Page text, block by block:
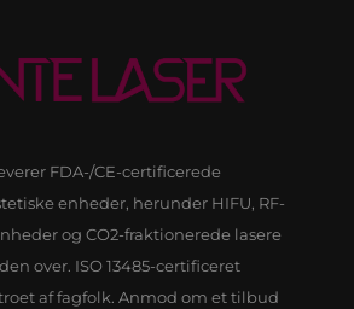
FDA-/CE-certificerede
enheder, herunder HIFU, RF-
og CO2-fraktionerede lasere
over. ISO 13485-certificeret
af fagfolk. Anmod om et tilbud